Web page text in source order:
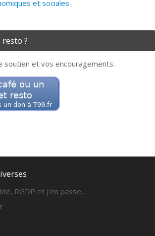
et sociales
resto ?
soutien et vos encouragements.
RGDP et j'en passe...